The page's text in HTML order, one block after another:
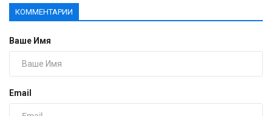
КОММЕНТАРИИ
Ваше Имя
Email